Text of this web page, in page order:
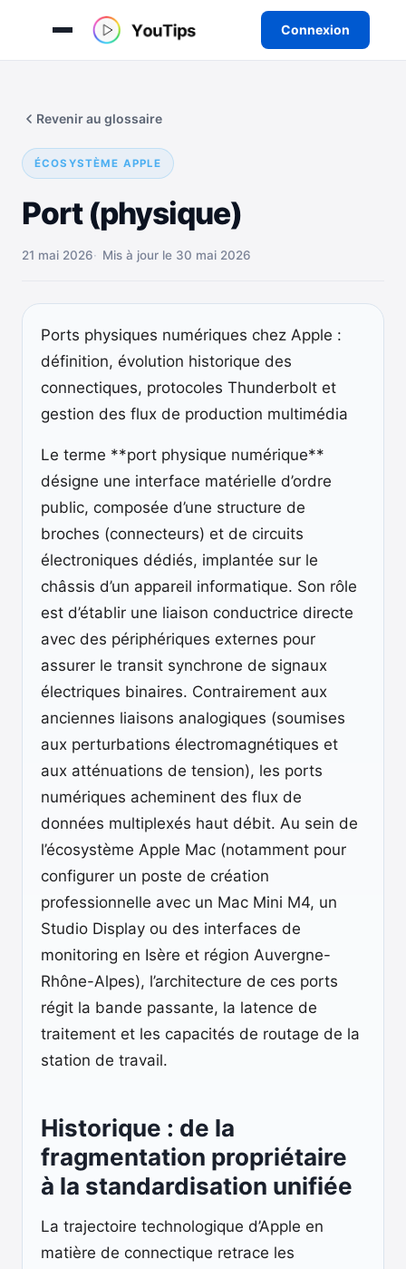
Connexion
contenu
ÉCOSYSTÈME APPLE
Port (physique)
Revenir au glossaire
21 mai 2026 Mis à jour le 30 mai 2026
Ports physiques numériques chez Apple :
définition, évolution historique des
connectiques, protocoles Thunderbolt et
gestion des flux de production multimédia
Le terme **port physique numérique**
désigne une interface matérielle d’ordre
public, composée d’une structure de
broches (connecteurs) et de circuits
électroniques dédiés, implantée sur le
châssis d’un appareil informatique. Son rôle
est d’établir une liaison conductrice directe
avec des périphériques externes pour
assurer le transit synchrone de signaux
électriques binaires. Contrairement aux
anciennes liaisons analogiques (soumises
aux perturbations électromagnétiques et
aux atténuations de tension), les ports
numériques acheminent des flux de
données multiplexés haut débit. Au sein de
l’écosystème Apple Mac (notamment pour
configurer un poste de création
professionnelle avec un Mac Mini M4, un
Studio Display ou des interfaces de
monitoring en Isère et région Auvergne-
Rhône-Alpes), l’architecture de ces ports
régit la bande passante, la latence de
traitement et les capacités de routage de la
station de travail.
Historique : de la
fragmentation propriétaire
à la standardisation unifiée
La trajectoire technologique d’Apple en
matière de connectique retrace les